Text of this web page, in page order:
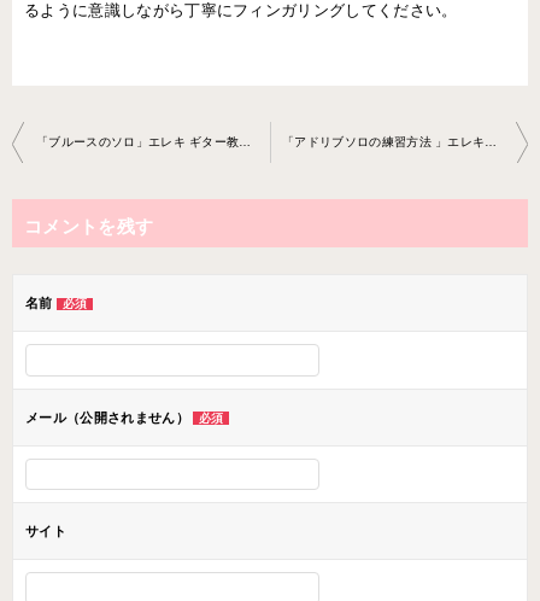
るように意識しながら丁寧にフィンガリングしてください。
投
稿
ナ
ビ
ョ
ン
「ブルースのソロ」エレキ ギター教室 2020-11-27-no0020-0061 「アドリブソロの練習方法 」エレキギター教室 2020-12-16-no0020-0061
コメントを残す
名前 必須
メール（公開されません） 必須
サイト